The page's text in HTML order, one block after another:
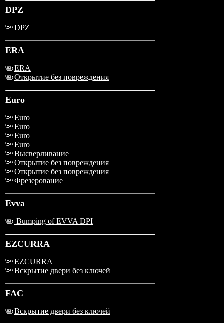
DPZ
DPZ
ERA
ERA
Открытие без повреждения
Euro
Euro
Euro
Euro
Euro
Высверливание
Открытие без повреждения
Открытие без повреждения
Фрезерование
Evva
Bumping of EVVA DPI
EZCURRA
EZCURRA
Вскрытие двери без ключей
FAC
Вскрытие двери без ключей